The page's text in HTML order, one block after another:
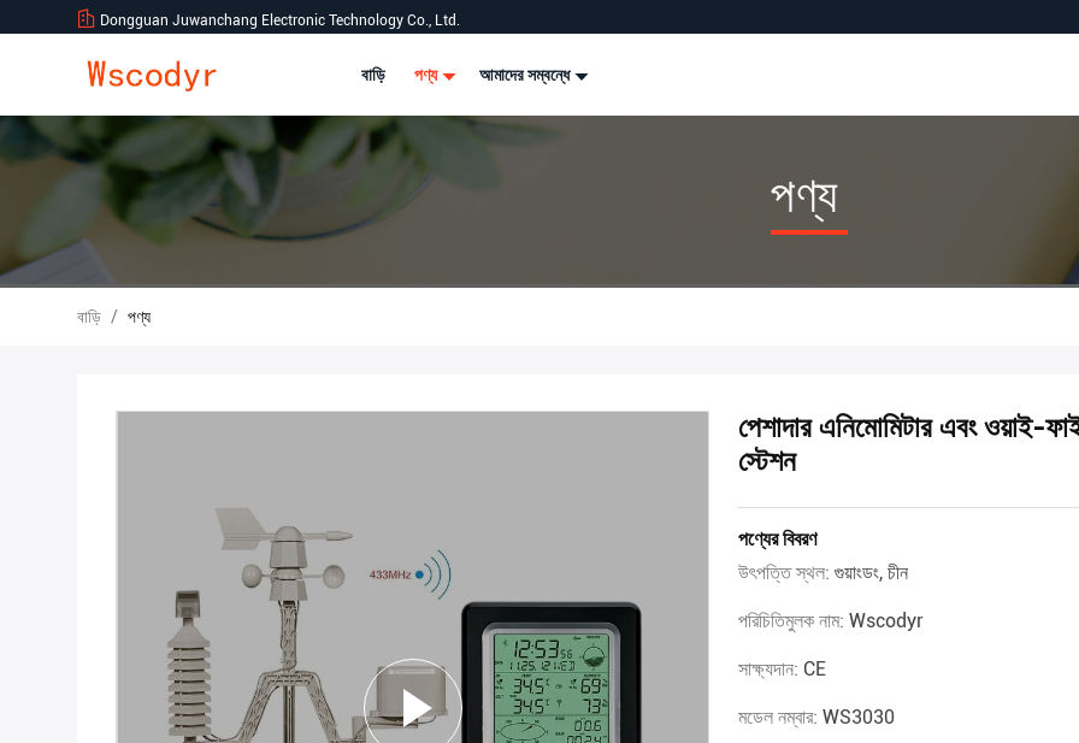
Dongguan Juwanchang Electronic Technology Co., Ltd.
বাড়ি পণ্য আমাদের সম্বন্ধে
পণ্য
বাড়ি / পণ্য
পেশাদার এনিমোমিটার এবং ওয়াই-
স্টেশন
পণ্যের বিবরণ
উৎপত্তি স্থল: গুয়াংডং, চীন
পরিচিতিমুলক নাম: Wscodyr
সাক্ষ্যদান: CE
মডেল নম্বার: WS3030